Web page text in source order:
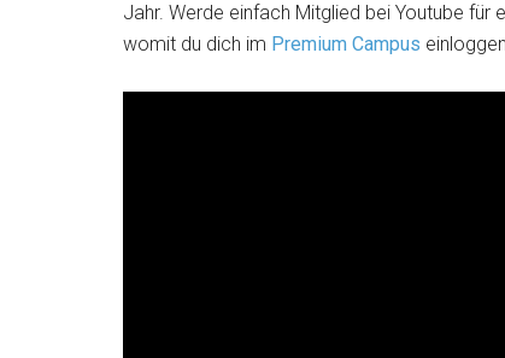
Jahr. Werde einfach Mitglied bei Youtube
womit du dich im Premium Campus